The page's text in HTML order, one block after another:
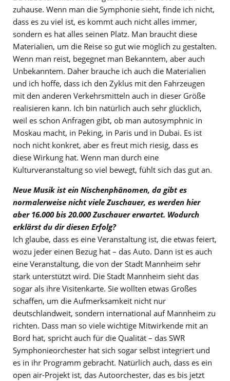
zuhause. Wenn man die Symphonie sieht, finde ich nicht,
dass es zu viel ist, es kommt auch nicht alles immer,
sondern es hat alles seinen Platz. Man braucht diese
Materialien, um die Reise so gut wie möglich zu gestalten.
Wenn man reist, begegnet man Bekanntem, aber auch
Unbekanntem. Daher brauche ich auch die Materialien
und ich hoffe, dass ich den Zyklus mit den Fahrzeugen
mit den anderen Verkehrsmitteln auch in dieser Größe
realisieren kann. Ich bin natürlich auch sehr glücklich,
weil es schon Anfragen gibt, ob man autosymphnic in
Moskau macht, in Peking, in Paris und in Dubai. Es ist
noch nicht konkret, aber es freut mich riesig, dass es
diese Wirkung hat. Wenn man durch eine
Kulturveranstaltung so viel bewegt, fühlt sich das gut an.
Neue Musik ist ein Nischenphänomen, da gibt es
normalerweise nicht viele Zuschauer, es werden hier
aber 16.000 bis 20.000 Zuschauer erwartet. Wodurch
erklärst du dir diesen Erfolg?
Ich glaube, dass es eine Veranstaltung ist, die etwas feiert,
wozu jeder einen Bezug hat – das Auto. Dann ist es auch
eine Veranstaltung, die von der Stadt Mannheim sehr
stark unterstützt wird. Die Stadt Mannheim sieht das
sogar als ihre Visitenkarte. Sie wollten etwas Großes
schaffen, um die Aufmerksamkeit nicht nur
deutschlandweit, sondern international auf Mannheim zu
richten. Dass man so viele wichtige Mitwirkende mit an
Bord hat, spricht auch für die Qualität – das SWR
Symphonieorchester hat sich sogar selbst integriert und
es in ihr Programm gebracht. Natürlich auch, dass es ein
open air-Projekt ist, das Autoorchester, das es bis jetzt